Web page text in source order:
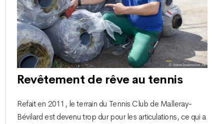
Revêtement de rêve au tennis
Refait en 2011, le terrain du Tennis Club de Malleray-
Bévilard est devenu trop dur pour les articulations, ce qui a